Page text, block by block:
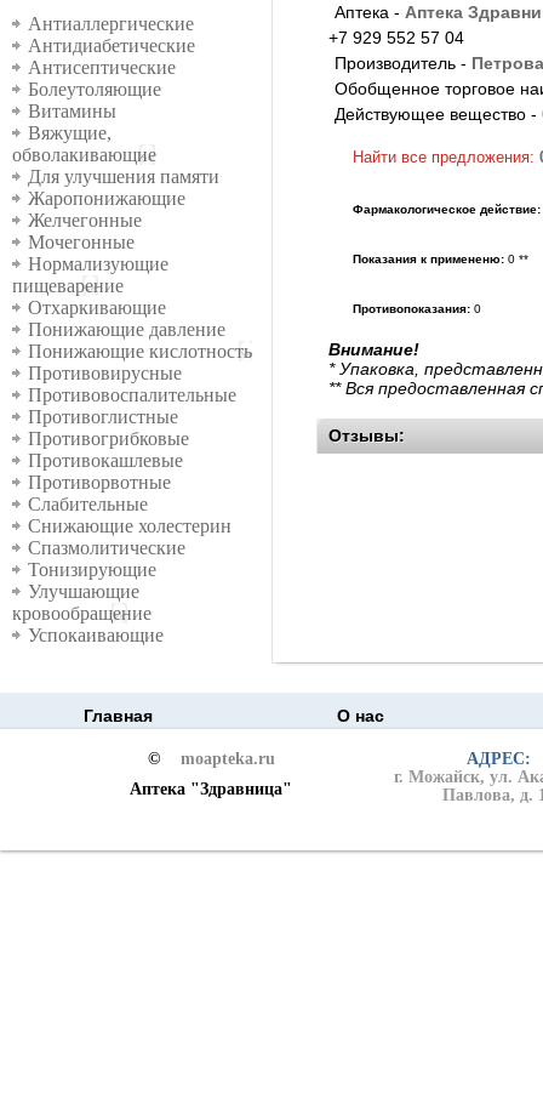
Группы
Антиаллергические
Антидиабетические
Антисептические
Болеутоляющие
Витамины
Вяжущие,
обволакивающие
Для улучшения памяти
Жаропонижающие
Желчегонные
Мочегонные
Нормализующие
пищеварение
Отхаркивающие
Понижающие давление
Понижающие кислотность
Противовирусные
Противовоспалительные
Противоглистные
Противогрибковые
Противокашлевые
Противорвотные
Слабительные
Снижающие холестерин
Спазмолитические
Тонизирующие
Улучшающие
кровообращение
Успокаивающие
Аптека - Аптека
+7 929 552 57 04
Производитель -
Обобщенное торговое
Действующее вещество -
Найти все предложения:
Фармакологическое действие:
Показания к примененю: 0 **
Противопоказания: 0
Внимание!
* Упаковка,
** Вся предоставленная
Отзывы:
Главная О нас
©
moapteka.ru
Аптека "Здравница"
АДРЕС:
г. Можайск, ул.
Павлова, д.